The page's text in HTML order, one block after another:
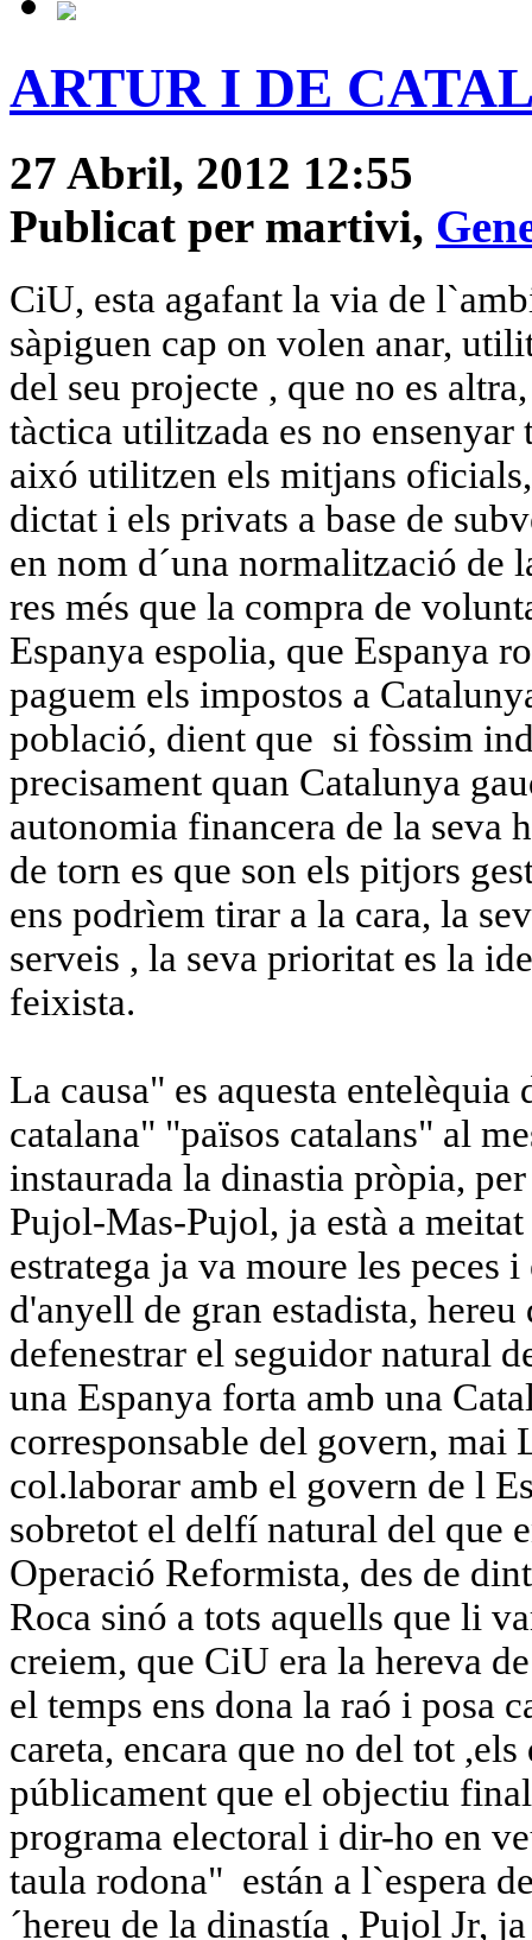
ARTUR I DE
27 Abril, 2012 12:55
Publicat per martivi,
CiU, esta agafant la via de
sàpiguen cap on volen anar,
del seu projecte , que no es
tàctica utilitzada es no ensenyar
aixó utilitzen els mitjans
dictat i els privats a base de
en nom d´una normalització de
res més que la compra de
Espanya espolia, que Espanya
paguem els impostos a
població, dient que si fòssim
precisament quan Catalunya
autonomia financera de la seva
de torn es que son els pitjors
ens podrìem tirar a la cara, la
serveis , la seva prioritat es la
feixista.
La causa" es aquesta
catalana" "països catalans" al
instaurada la dinastia pròpia,
Pujol-Mas-Pujol, ja està a
estratega ja va moure les peces
d'anyell de gran estadista,
defenestrar el seguidor natural
una Espanya forta amb una
corresponsable del govern,
col.laborar amb el govern de l
sobretot el delfí natural del que
Operació Reformista, des de
Roca sinó a tots aquells que li
creiem, que CiU era la hereva
el temps ens dona la raó i posa
careta, encara que no del tot
públicament que el objectiu
programa electoral i dir-ho en
taula rodona" están a l`espera
´hereu de la dinastía , Pujol Jr,